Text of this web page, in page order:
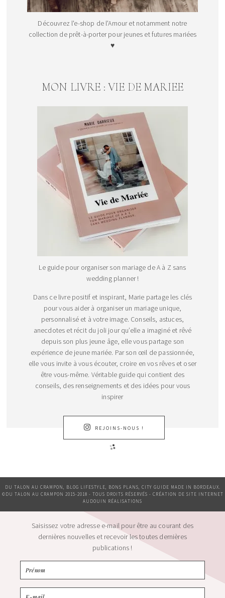
Découvrez l'e-shop de l'Amour et notamment notre
collection de prêt-à-porter pour jeunes et futures mariées
♥
MON LIVRE : VIE DE MARIEE
Le guide pour organiser son mariage de A à Z sans
wedding planner !
Dans ce livre positif et inspirant, Marie partage les clés
pour vous aider à organiser un mariage unique,
personnalisé et à votre image. Conseils, astuces,
anecdotes et récit du joli jour qu’elle a imaginé et rêvé
depuis son plus jeune âge, elle vous partage son
expérience de jeune mariée. Par son œil de passionnée,
elle vous invite à vous écouter, croire en vos rêves et oser
être vous-même. Véritable guide qui contient des
conseils, des renseignements et des idées pour vous
inspirer
REJOINS-NOUS !
DU TALON AU CRAMPON, BLOG LIFESTYLE, BONS PLANS, CITY GUIDE MADE IN BORDEAUX.
©DU TALON AU CRAMPON 2015-2018 - TOUS DROITS RÉSERVÉS - CRÉATION DE SITE INTERNET
AUDOUIN RÉALISATIONS
Saisissez votre adresse e-mail pour être au courant des
dernières nouvelles et recevoir les toutes dernières
publications !